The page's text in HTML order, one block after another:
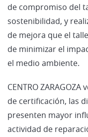
de compromiso del
sostenibilidad, y
de mejora que el
de minimizar el
el medio ambiente.
CENTRO
de certificación, las
presenten mayor
actividad de